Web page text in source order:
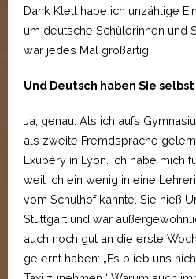
Dank Klett habe ich unzählige
um deutsche Schülerinnen und
war jedes Mal großartig.
Und Deutsch haben Sie
Ja, genau. Als ich aufs
als zweite Fremdsprache
Exupéry in Lyon. Ich habe mich
weil ich ein wenig in eine
vom Schulhof kannte. Sie hieß
Stuttgart und war
auch noch gut an die erste
gelernt haben: „Es blieb uns